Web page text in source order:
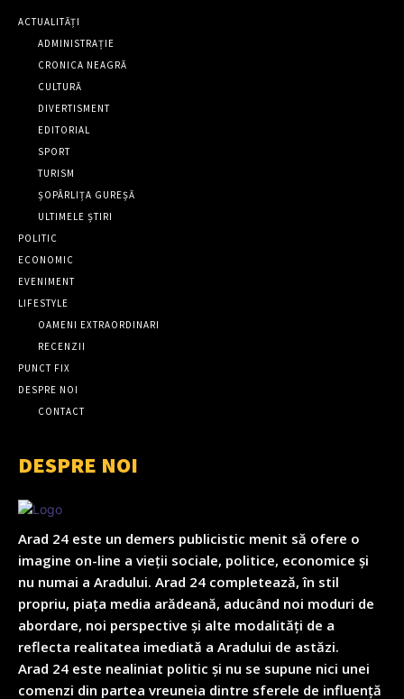
ACTUALITĂȚI
ADMINISTRAȚIE
CRONICA NEAGRĂ
CULTURĂ
DIVERTISMENT
EDITORIAL
SPORT
TURISM
ȘOPÂRLIȚA GUREȘĂ
ULTIMELE ȘTIRI
POLITIC
ECONOMIC
EVENIMENT
LIFESTYLE
OAMENI EXTRAORDINARI
RECENZII
PUNCT FIX
DESPRE NOI
CONTACT
DESPRE NOI
Arad 24 este un demers publicistic menit să ofere o
imagine on-line a vieții sociale, politice, economice și
nu numai a Aradului. Arad 24 completează, în stil
propriu, piața media arădeană, aducând noi moduri de
abordare, noi perspective și alte modalități de a
reflecta realitatea imediată a Aradului de astăzi.
Arad 24 este nealiniat politic și nu se supune nici unei
comenzi din partea vreuneia dintre sferele de influență